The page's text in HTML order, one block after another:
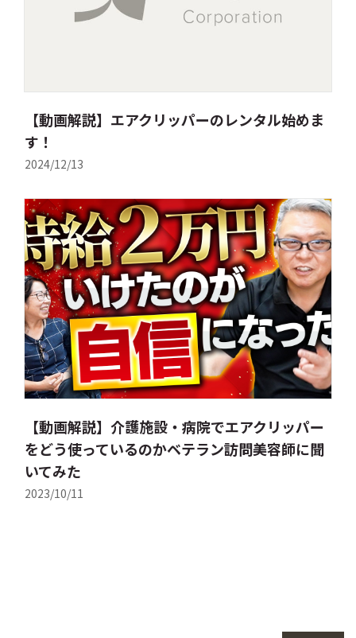
【動画解説】エアクリッパーのレンタル始めま
す！
2024/12/13
【動画解説】介護施設・病院でエアクリッパー
をどう使っているのかベテラン訪問美容師に聞
いてみた
2023/10/11